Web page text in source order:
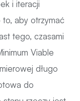
i iteracji
to, aby otrzymać
tego, czasami
Viable
długo
do